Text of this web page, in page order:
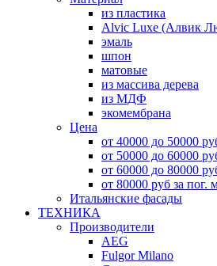
из пластика
Alvic Luxe (Алвик
эмаль
шпон
матовые
из массива дерева
из МДФ
экомембрана
Цена
от 40000 до 50000
от 50000 до 60000
от 60000 до 80000
от 80000 руб за пог.
Итальянские фасады
ТЕХНИКА
Производители
AEG
Fulgor Milano